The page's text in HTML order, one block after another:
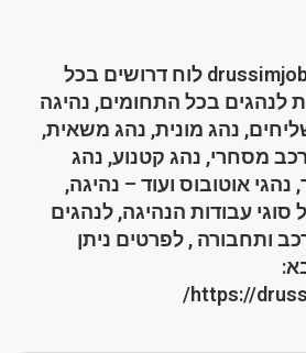
דרושים נהגים – drussimjobbs לוח דרושים בכל
לנהגים בכל התחומים, נהיגה
נהג מונית, נהג משאית,
מסחרי, נהג קטנוע, נהג
אוטובוס ועוד – נהיגה,
סוגי עבודות הנהיגה, לנהגים
ותחבורה , לפרטים ניתן
https://